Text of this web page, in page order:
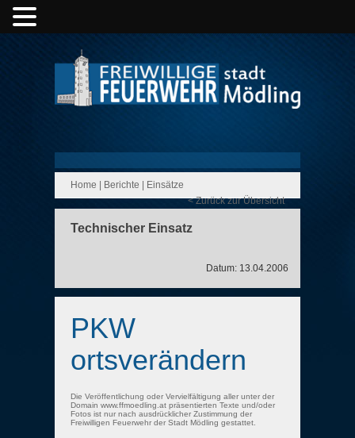
Home Berichte
Einsätze
< Zurück zur Übersicht
Technischer Einsatz
Datum: 13.04.2006
PKW
ortsverändern
Die Veröffentlichung oder Vervielfältigung aller unter der
Domain www.ffmoedling.at präsentierten Texte und/oder
Fotos ist nur nach ausdrücklicher Zustimmung der
Freiwilligen Feuerwehr der Stadt Mödling gestattet.